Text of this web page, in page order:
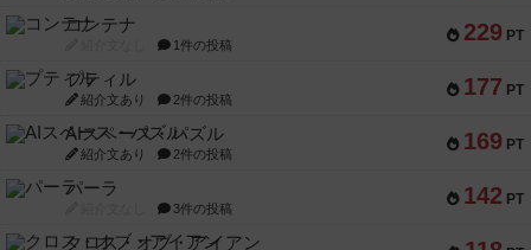
229 PT
コンテナ
1件の投稿
177 PT
プティル
紹介文あり 2件の投稿
169 PT
AIスペース・パズル
紹介文あり 2件の投稿
142 PT
パーラ
3件の投稿
クロス・オブ・アイアン